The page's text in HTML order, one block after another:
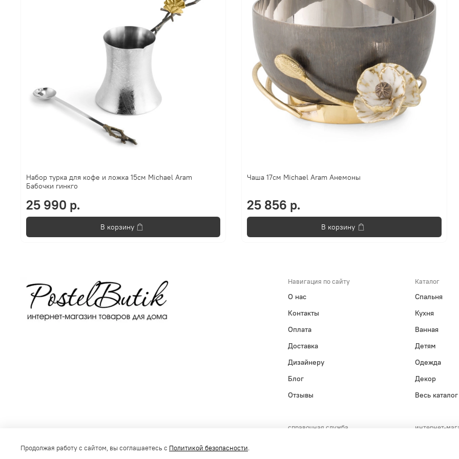
Набор турка для кофе и ложка 15см Michael Aram
Бабочки гинкго
25 990 р.
В корзину
Чаша 17см Michael Aram Анемоны
25 856 р.
В корзину
Навигация по сайту
О нас
Контакты
Оплата
Доставка
Дизайнеру
Блог
Отзывы
Каталог
Спальня
Кухня
Ванная
Детям
Одежда
Декор
Весь каталог
справочная служба интернет-
Продолжая работу с сайтом, вы соглашаетесь с Политикой безопасности.